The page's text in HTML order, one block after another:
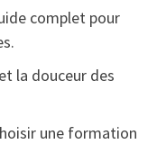
complet pour
la douceur des
une formation